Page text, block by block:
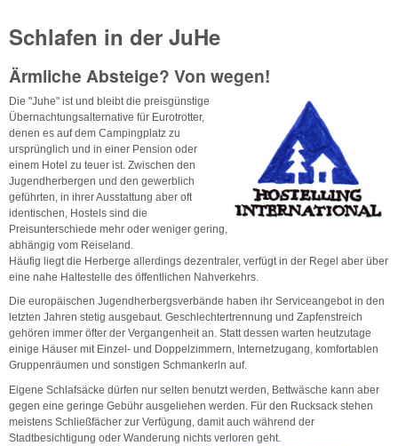
Schlafen in der JuHe
Ärmliche Absteige? Von wegen!
Die "Juhe" ist und bleibt die preisgünstige
Übernachtungsalternative für Eurotrotter,
denen es auf dem Campingplatz zu
ursprünglich und in einer Pension oder
einem Hotel zu teuer ist. Zwischen den
Jugendherbergen und den gewerblich
geführten, in ihrer Ausstattung aber oft
identischen, Hostels sind die
Preisunterschiede mehr oder weniger gering,
abhängig vom Reiseland.
Häufig liegt die Herberge allerdings dezentraler, verfügt in der Regel aber über
eine nahe Haltestelle des öffentlichen Nahverkehrs.
Die europäischen Jugendherbergsverbände haben ihr Serviceangebot in den
letzten Jahren stetig ausgebaut. Geschlechtertrennung und Zapfenstreich
gehören immer öfter der Vergangenheit an. Statt dessen warten heutzutage
einige Häuser mit Einzel- und Doppelzimmern, Internetzugang, komfortablen
Gruppenräumen und sonstigen Schmankerln auf.
Eigene Schlafsäcke dürfen nur selten benutzt werden, Bettwäsche kann aber
gegen eine geringe Gebühr ausgeliehen werden. Für den Rucksack stehen
meistens Schließfächer zur Verfügung, damit auch während der
Stadtbesichtigung oder Wanderung nichts verloren geht.